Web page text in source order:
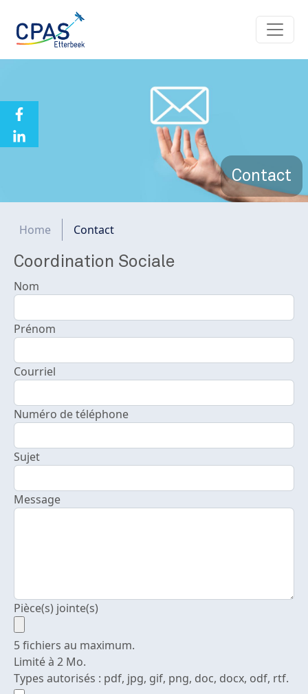
Contact
Fil d'Ariane
Home Contact
Coordination Sociale
Nom
Prénom
Courriel
Numéro de téléphone
Sujet
Message
Pièce(s) jointe(s)
5 fichiers au maximum.
Limité à 2 Mo.
Types autorisés : pdf, jpg, gif, png, doc, docx, odf, rtf.